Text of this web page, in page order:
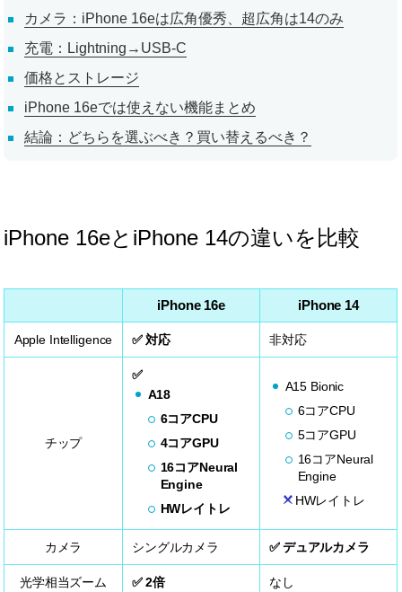
カメラ：iPhone 16eは広角優秀、超広角は14のみ
充電：Lightning→USB-C
価格とストレージ
iPhone 16eでは使えない機能まとめ
結論：どちらを選ぶべき？買い替えるべき？
iPhone 16eとiPhone 14の違いを比較
iPhone 16e iPhone 14
Apple Intelligence 対応 非対応
チップ
A18
6コアCPU
4コアGPU
16コアNeural
Engine
HWレイトレ
A15 Bionic
6コアCPU
5コアGPU
16コアNeural
Engine
HWレイトレ
カメラ シングルカメラ デュアルカメラ
光学相当ズーム 2倍 なし